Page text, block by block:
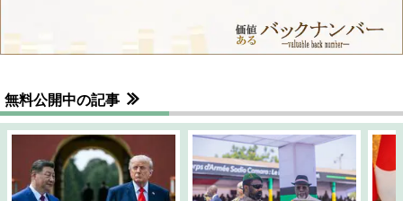
無料公開中の記事